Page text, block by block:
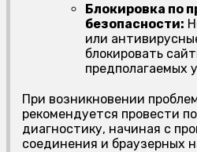
Блокировка по
безопасности:
или
блокировать
предполагаемых
При возникновении
рекомендуется провести
диагностику, начиная с
соединения и браузерных